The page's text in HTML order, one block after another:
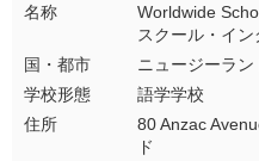
名称
Worldwide
スクール・イン
国・都市
ニュージーラ
学校形態
語学学校
住所
80 Anzac
ド